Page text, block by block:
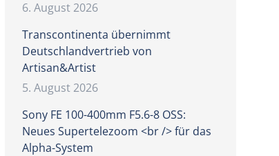
6. August 2026
Transcontinenta übernimmt
Deutschlandvertrieb von
Artisan&Artist
5. August 2026
Sony FE 100-400mm F5.6-8 OSS:
Neues Supertelezoom <br /> für das
Alpha-System